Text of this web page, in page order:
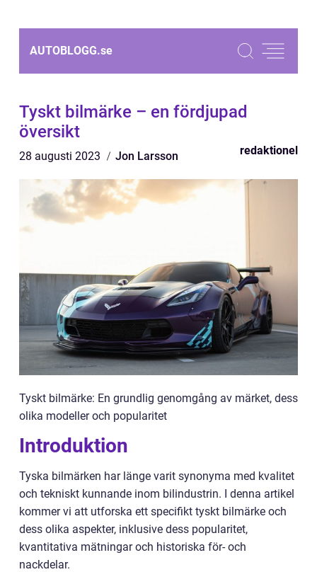
AUTOBLOGG.se
Tyskt bilmärke – en fördjupad
översikt
28 augusti 2023 Jon Larsson redaktionel
Tyskt bilmärke: En grundlig genomgång av märket, dess
olika modeller och popularitet
Introduktion
Tyska bilmärken har länge varit synonyma med kvalitet
och tekniskt kunnande inom bilindustrin. I denna artikel
kommer vi att utforska ett specifikt tyskt bilmärke och
dess olika aspekter, inklusive dess popularitet,
kvantitativa mätningar och historiska för- och
nackdelar.